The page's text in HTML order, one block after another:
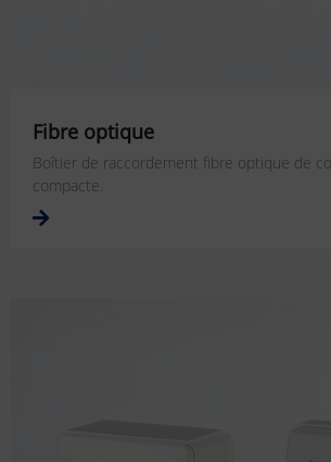
Fibre optique
Boîtier de raccordement fibre optique de
compacte.